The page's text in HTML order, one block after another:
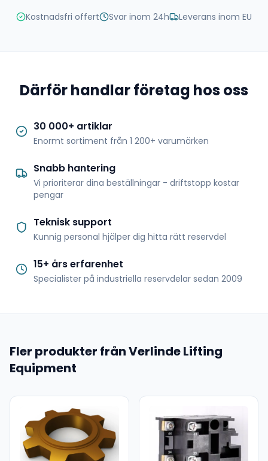
Kostnadsfri offert Svar inom 24h Leverans inom EU
Därför handlar företag hos oss
30 000+ artiklar
Enormt sortiment från 1 200+ varumärken
Snabb hantering
Vi prioriterar dina beställningar - driftstopp kostar
pengar
Teknisk support
Kunnig personal hjälper dig hitta rätt reservdel
15+ års erfarenhet
Specialister på industriella reservdelar sedan 2009
Fler produkter från Verlinde Lifting
Equipment